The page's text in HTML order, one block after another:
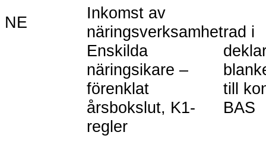
NE
Inkomst av
näringsverksamhetrad i
till
BAS
Enskilda
näringsikare –
förenklat
årsbokslut, K1-
regler